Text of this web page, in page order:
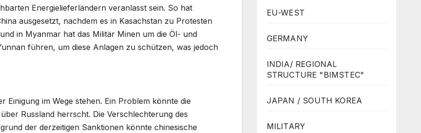
Energielieferländern veranlasst sein. So hat
ausgesetzt, nachdem es in Kasachstan zu Protesten
in Myanmar hat das Militär Minen um die Öl- und
führen, um diese Anlagen zu schützen, was jedoch
Einigung im Wege stehen. Ein Problem könnte die
Russland herrscht. Die Verschlechterung des
der derzeitigen Sanktionen könnte chinesische
EU-WEST
GERMANY
INDIA/ REGIONAL
STRUCTURE "BIMSTEC"
JAPAN / SOUTH KOREA
MILITARY